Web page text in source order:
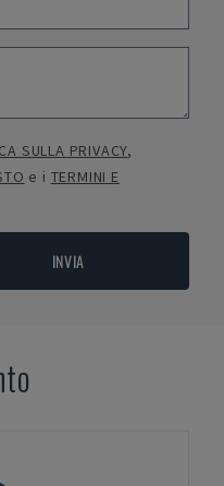
SULLA PRIVACY,
e i TERMINI E
INVIA